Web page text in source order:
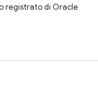
registrato di Oracle